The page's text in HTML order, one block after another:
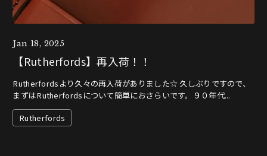
Jan 18, 2025
【Rutherfords】再入荷！！
Rutherfordsより久々の再入荷がありました☆ 久しぶりですので、
まずはRutherfordsについて簡単におさらいです。９０年代...
Rutherfords